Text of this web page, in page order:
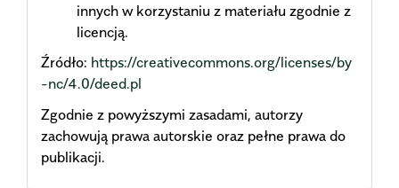
innych w korzystaniu z materiału zgodnie z
licencją.
Źródło: https://creativecommons.org/licenses/by
-nc/4.0/deed.pl
Zgodnie z powyższymi zasadami, autorzy
zachowują prawa autorskie oraz pełne prawa do
publikacji.